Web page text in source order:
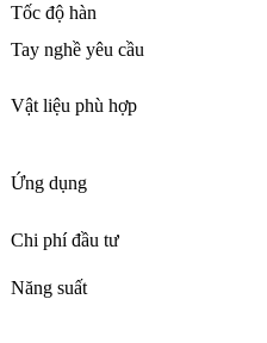
Tốc độ hàn
Tay nghề yêu cầu
Vật liệu phù hợp
Ứng dụng
Chi phí đầu tư
Năng suất